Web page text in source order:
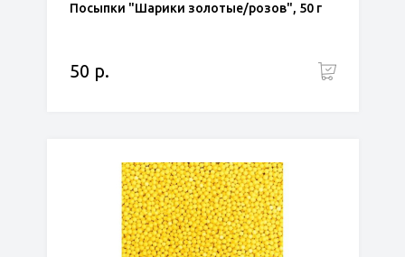
Посыпки "Шарики золотые/розов", 50 г
50 р.